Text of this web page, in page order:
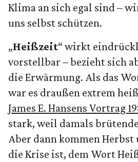
Klima an sich egal sind –
uns selbst schützen.
„Heißzeit“ wirkt
vorstellbar – bezieht sich
die Erwärmung. Als das
war es draußen extrem
James E. Hansens Vortrag
stark, weil damals
Aber dann kommen
die Krise ist, dem Wort